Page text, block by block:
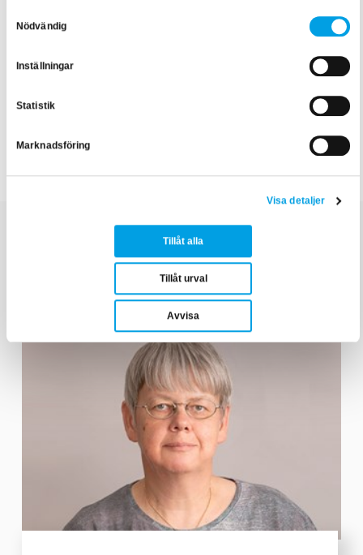
Nödvändig
Inställningar
Statistik
Marknadsföring
Visa detaljer
Tillåt alla
Tillåt urval
Avvisa
Relaterade artiklar